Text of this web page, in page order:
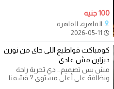
100 جنيه
القاهرة، القاهرة
كومباكت قواطيع اللى جاى من نورن
ديزاين مش عادى
مش بس تصميم… دي تجربة راحة
ونظافة على أعلى مستوى ? قسّمنا